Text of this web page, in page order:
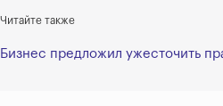
Читайте также
Бизнес предложил ужесточить